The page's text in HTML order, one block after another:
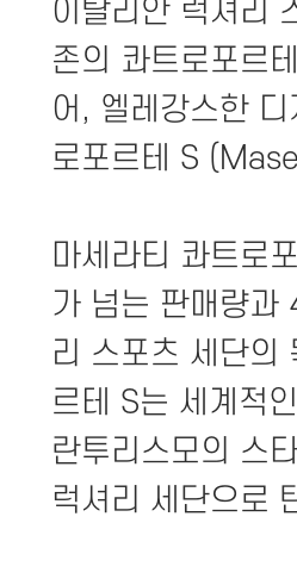
이탈리안 럭셔리
존의 콰트로포르
어, 엘레강스한
로포르테 S
마세라티 콰트로
가 넘는 판매량과
리 스포츠 세단의
르테 S는 세계적
란투리스모의 스
럭셔리 세단으로